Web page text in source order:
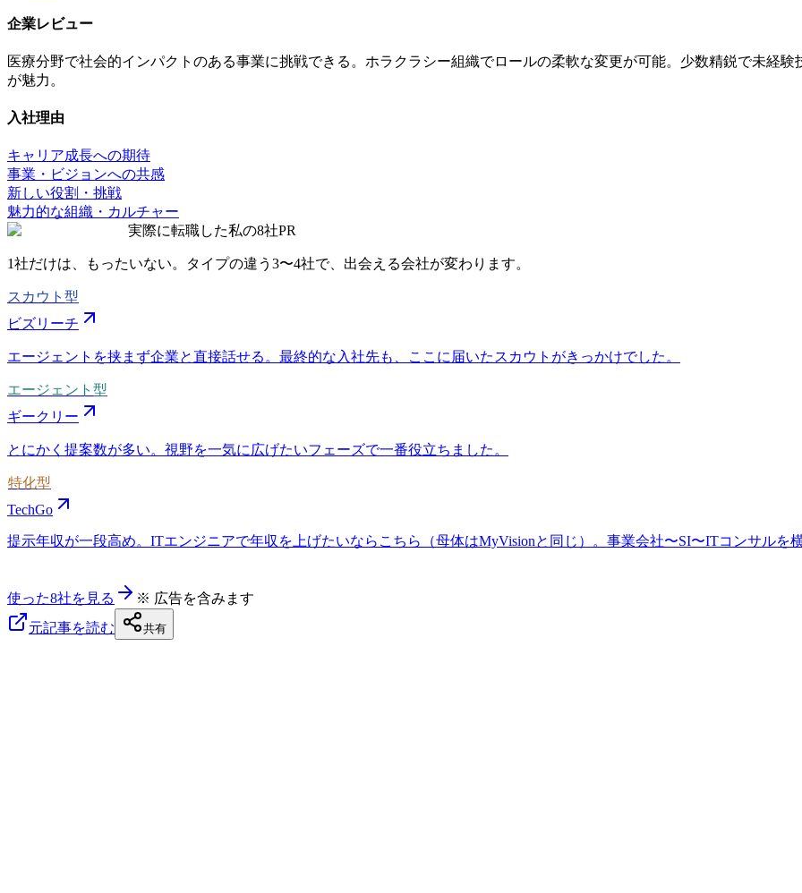
企業レビュー
医療分野で社会的インパクトのある事業に挑戦できる。ホラクラシー組織でロールの柔軟な変更が可能。少数精鋭で未経
が魅力。
入社理由
キャリア成長への期待
事業・ビジョンへの共感
新しい役割・挑戦
魅力的な組織・カルチャー
実際に転職した私の8社PR
1社だけは、もったいない。タイプの違う 3〜4社で、出会える会社が変わります。
スカウト型
ビズリーチ
エージェントを挟まず企業と直接話せる。最終的な入社先も、ここに届いたスカウトがきっかけでした。
エージェント型
ギークリー
とにかく提案数が多い。視野を一気に広げたいフェーズで一番役立ちました。
特化型
TechGo
提示年収が一段高め。ITエンジニアで年収を上げたいならこちら（母体はMyVisionと同じ）。事業会社〜SI〜ITコンサルを横
使った8社を見る
※ 広告を含みます
元記事を読む
共有